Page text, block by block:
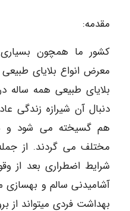
مقدمه:
کشور ما همچون بسیاری
معرض انواع بلایای
بلایای طبیعی همه ساله
دنبال آن شیرازه زندگی
هم گسیخته می شود و
مختلف می گردند. از
شرایط اضطراری بعد از
آشامیدنی سالم و
بهداشت فردی میتواند از